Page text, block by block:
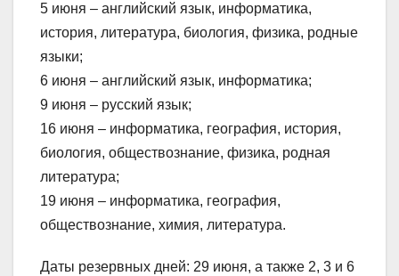
5 июня – английский язык, информатика,
история, литература, биология, физика, родные
языки;
6 июня – английский язык, информатика;
9 июня – русский язык;
16 июня – информатика, география, история,
биология, обществознание, физика, родная
литература;
19 июня – информатика, география,
обществознание, химия, литература.
Даты резервных дней: 29 июня, а также 2, 3 и 6